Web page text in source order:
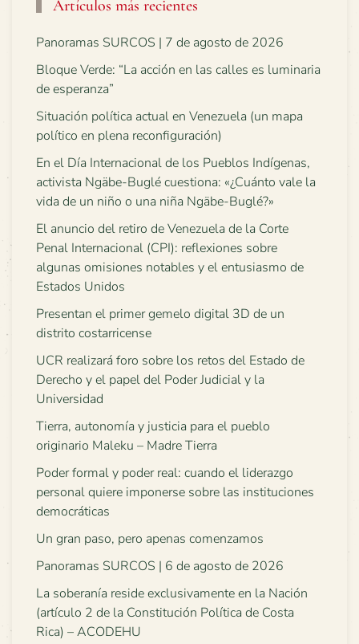
Artículos más recientes
Panoramas SURCOS | 7 de agosto de 2026
Bloque Verde: “La acción en las calles es luminaria
de esperanza”
Situación política actual en Venezuela (un mapa
político en plena reconfiguración)
En el Día Internacional de los Pueblos Indígenas,
activista Ngäbe-Buglé cuestiona: «¿Cuánto vale la
vida de un niño o una niña Ngäbe-Buglé?»
El anuncio del retiro de Venezuela de la Corte
Penal Internacional (CPI): reflexiones sobre
algunas omisiones notables y el entusiasmo de
Estados Unidos
Presentan el primer gemelo digital 3D de un
distrito costarricense
UCR realizará foro sobre los retos del Estado de
Derecho y el papel del Poder Judicial y la
Universidad
Tierra, autonomía y justicia para el pueblo
originario Maleku – Madre Tierra
Poder formal y poder real: cuando el liderazgo
personal quiere imponerse sobre las instituciones
democráticas
Un gran paso, pero apenas comenzamos
Panoramas SURCOS | 6 de agosto de 2026
La soberanía reside exclusivamente en la Nación
(artículo 2 de la Constitución Política de Costa
Rica) – ACODEHU